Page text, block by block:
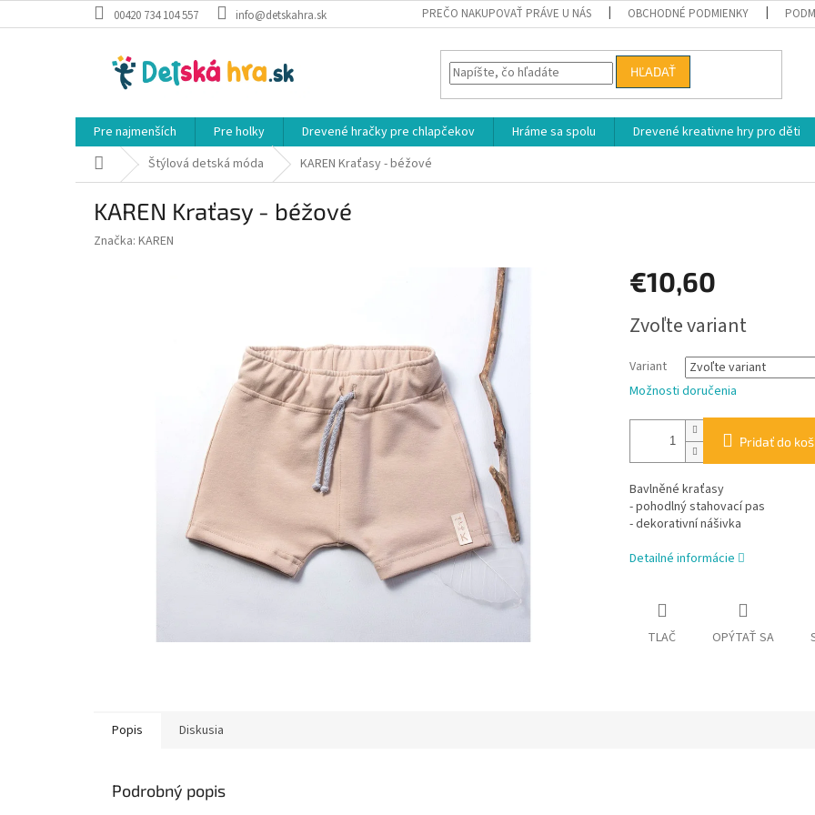
na
00420 734 104 557 info@detskahra.sk PREČO NAKUPOVAŤ PRÁVE U NÁS OBCHODNÉ PODMIENKY
HĽADAŤ
Pre najmenších Pre holky Drevené hračky pre chlapčekov Hráme sa spolu Drevené kreativne hry pro děti
DomovŠtýlová detská móda KAREN Kraťasy - béžové
KAREN Kraťasy - béžové
Značka: KAREN
€10,60
cena:
Zvoľte variant
Variant
Možnosti doručenia
Pridať do
Bavlněné kraťasy
- pohodlný stahovací pas
- dekorativní nášivka
Detailné informácie
TLAČ OPÝTAŤ SA
Popis Diskusia
Podrobný popis